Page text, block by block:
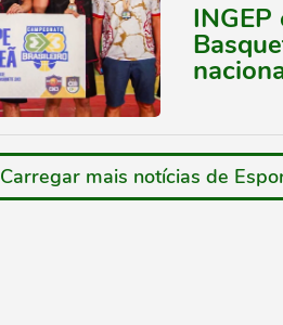
Carregar mais notícias de